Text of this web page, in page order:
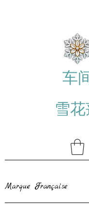
雪
车
Marque Française